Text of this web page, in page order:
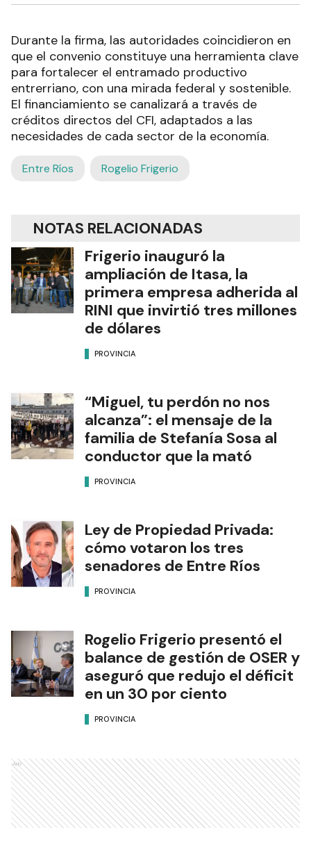
Durante la firma, las autoridades coincidieron en
que el convenio constituye una herramienta clave
para fortalecer el entramado productivo
entrerriano, con una mirada federal y sostenible.
El financiamiento se canalizará a través de
créditos directos del CFI, adaptados a las
necesidades de cada sector de la economía.
Entre Ríos Rogelio Frigerio
NOTAS RELACIONADAS
Frigerio inauguró la
ampliación de Itasa, la
primera empresa adherida al
RINI que invirtió tres millones
de dólares
PROVINCIA
“Miguel, tu perdón no nos
alcanza”: el mensaje de la
familia de Stefanía Sosa al
conductor que la mató
PROVINCIA
Ley de Propiedad Privada:
cómo votaron los tres
senadores de Entre Ríos
PROVINCIA
Rogelio Frigerio presentó el
balance de gestión de OSER y
aseguró que redujo el déficit
en un 30 por ciento
PROVINCIA
Ads